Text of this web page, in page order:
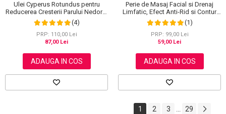
Ulei Cyperus Rotundus pentru
Reducerea Cresterii Parului Nedorit,
100% Formula Naturala, NOVA
KISS®, 60 ml
(4)
PRP: 110,00 Lei
87,00 Lei
ADAUGA IN COS
Perie de Masaj Facial si Drenaj
Limfatic, Efect Anti-Rid si Contur
Maxilar, NOVA KISS®
(1)
PRP: 99,00 Lei
59,00 Lei
ADAUGA IN COS
1 2 3 ... 29